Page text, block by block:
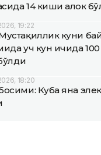
14 киши ҳалок
19:22
куни
уч кун ичида
18:20
Куба яна